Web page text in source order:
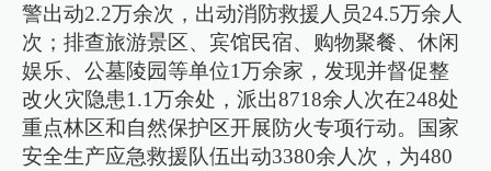
警出动2.2万余次，出动消防救援人员24.5万余人
次；排查旅游景区、宾馆民宿、购物聚餐、休闲
娱乐、公墓陵园等单位1万余家，发现并督促整
改火灾隐患1.1万余处，派出8718余人次在248处
重点林区和自然保护区开展防火专项行动。国家
安全生产应急救援队伍出动3380余人次，为480